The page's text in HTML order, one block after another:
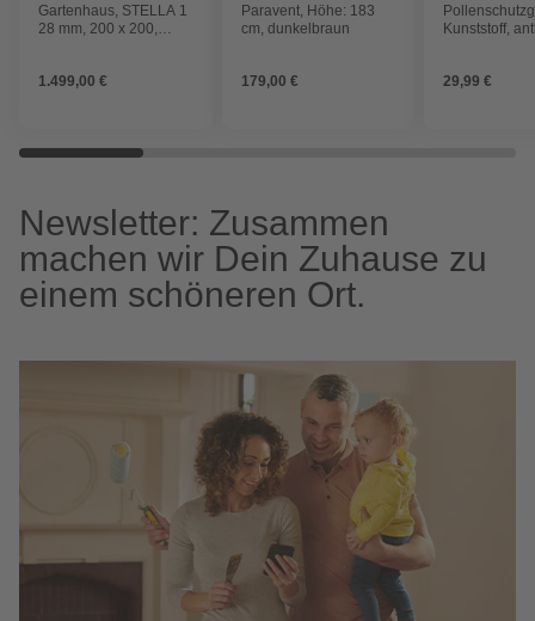
Gartenhaus, STELLA 1
28 mm, 200 x 200,
1.499,00 €
Paravent, Höhe: 183
cm, dunkelbraun
179,00 €
Kunststoff,
29,99 €
Newsletter: Zusammen
machen wir Dein Zuhause zu
einem schöneren Ort.